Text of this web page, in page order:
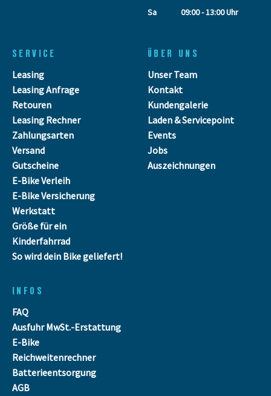
Sa
09:00 - 13:00 Uhr
SERVICE
Leasing
Leasing Anfrage
Retouren
Leasing Rechner
Zahlungsarten
Versand
Gutscheine
E-Bike Verleih
E-Bike Versicherung
Werkstatt
Größe für ein
Kinderfahrrad
So wird dein Bike geliefert!
ÜBER UNS
Unser Team
Kontakt
Kundengalerie
Laden & Servicepoint
Events
Jobs
Auszeichnungen
INFOS
FAQ
Ausfuhr MwSt.-Erstattung
E-Bike
Reichweitenrechner
Batterieentsorgung
AGB